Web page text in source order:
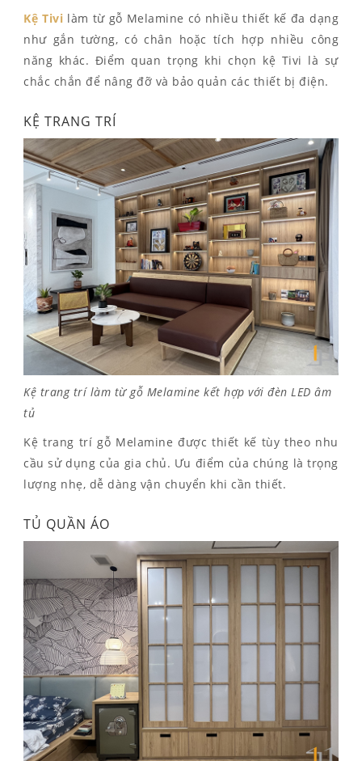
Kệ Tivi làm từ gỗ Melamine có nhiều thiết kế đa dạng
như gắn tường, có chân hoặc tích hợp nhiều công
năng khác. Điểm quan trọng khi chọn kệ Tivi là sự
chắc chắn để nâng đỡ và bảo quản các thiết bị điện.
KỆ TRANG TRÍ
Kệ trang trí làm từ gỗ Melamine kết hợp với đèn LED âm
tủ
Kệ trang trí gỗ Melamine được thiết kế tùy theo nhu
cầu sử dụng của gia chủ. Ưu điểm của chúng là trọng
lượng nhẹ, dễ dàng vận chuyển khi cần thiết.
TỦ QUẦN ÁO